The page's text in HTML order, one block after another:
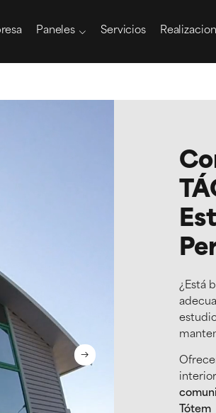
Paneles Servicios
¿Está